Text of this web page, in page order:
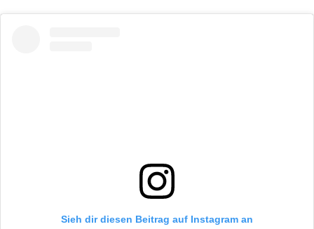
Sieh dir diesen Beitrag auf Instagram an